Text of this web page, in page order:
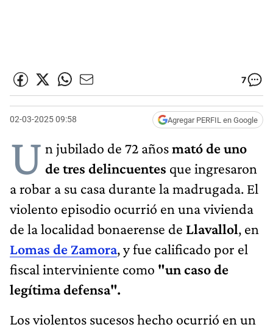
7
02-03-2025 09:58 Agregar PERFIL en Google
U n jubilado de 72 añosmató de uno
de tres delincuentes que ingresaron
a robar a su casa durante la madrugada. El
violento episodio ocurrió en una vivienda
de la localidad bonaerense de Llavallol, en
Lomas de Zamora, y fue calificado por el
fiscal interviniente como "un caso de
legítima defensa".
Los violentos sucesos hecho ocurrió en un